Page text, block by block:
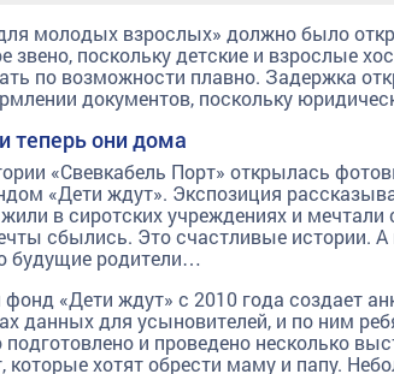
молодых взрослых» должно было
звено, поскольку детские и взрослые
по возможности плавно. Задержка
документов, поскольку
теперь они дома
«Свевкабель Порт» открылась
«Дети ждут». Экспозиция
в сиротских учреждениях и
сбылись. Это счастливые истории. А
будущие родители…
«Дети ждут» с 2010 года создает
данных для усыновителей, и по ним
и проведено несколько
которые хотят обрести маму и папу.